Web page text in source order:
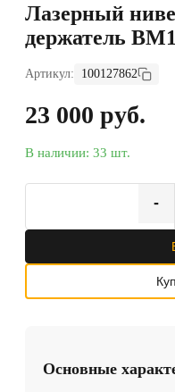
Лазерный
держатель
Артикул: 100127862
23 000 руб.
В наличии: 33 шт.
-
Основные